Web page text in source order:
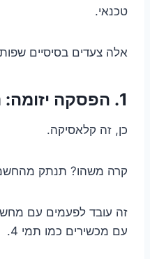
טכנאי.
אלה צעדים בסיסיים
1. הפסקה יזומה: ניתוק מהחשמל
כן, זה קלאסיקה.
קרה משהו? תנתק
זה עובד לפעמים עם
עם מכשירים כמו תמי 4.